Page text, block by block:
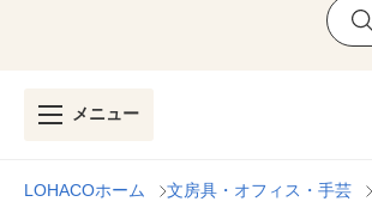
メニュー
LOHACOホーム 文房具・オフィス・手芸